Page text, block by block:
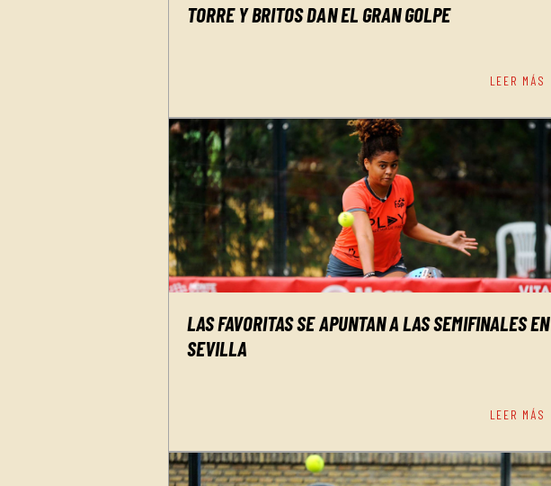
TORRE Y BRITOS DAN EL GRAN GOLPE
LEER MÁS
LAS FAVORITAS SE APUNTAN A LAS SEMIFINALES EN
SEVILLA
LEER MÁS